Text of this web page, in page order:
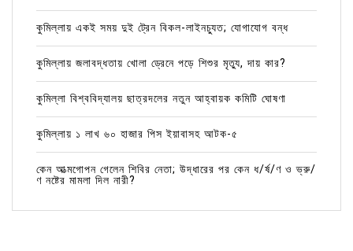
কুমিল্লায় একই সময় দুই ট্রেন বিকল-লাইনচ্যুত; যোগাযোগ বন্ধ
কুমিল্লায় জলাবদ্ধতায় খোলা ড্রেনে পড়ে শিশুর মৃত্যু, দায় কার?
কুমিল্লা বিশ্ববিদ্যালয় ছাত্রদলের নতুন আহ্বায়ক কমিটি ঘোষণা
কুমিল্লায় ১ লাখ ৬০ হাজার পিস ইয়াবাসহ আটক-৫
কেন আত্মগোপন গেলেন শিবির নেতা; উদ্ধারের পর কেন ধ/র্ষ/ণ ও ভ্রু/
ণ নষ্টের মামলা দিল নারী?